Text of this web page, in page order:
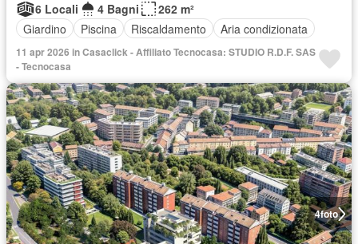
6 Locali
4 Bagni
262 m²
Giardino
Piscina Riscaldamento Aria condizionata
11 apr 2026 in Casaclick - Affiliato Tecnocasa: STUDIO R.D.F. SAS
- Tecnocasa
4foto